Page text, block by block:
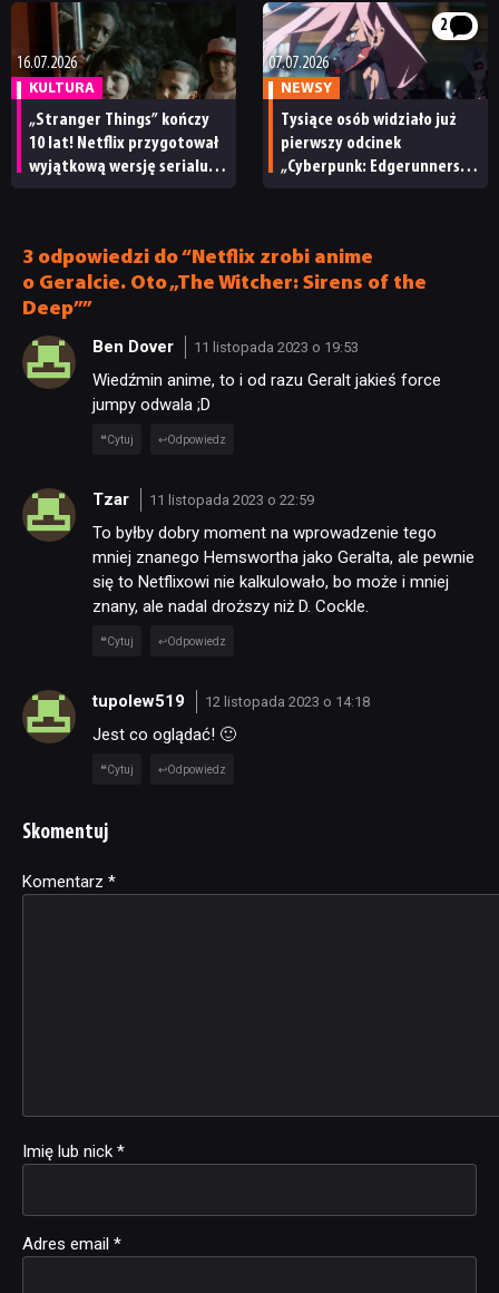
ma subskrybentów
16.07.2026
KULTURA
„Stranger Things” kończy
10 lat! Netflix przygotował
wyjątkową wersję serialu
2
07.07.2026
NEWSY
Tysiące osób widziało już
pierwszy odcinek
„Cyberpunk: Edgerunners
3 odpowiedzi do “Netflix zrobi anime
o Geralcie. Oto „The Witcher: Sirens of the
Deep””
Ben Dover 11 listopada 2023 o 19:53
Wiedźmin anime, to i od razu Geralt jakieś force
jumpy odwala ;D
Cytuj Odpowiedz
Tzar 11 listopada 2023 o 22:59
To byłby dobry moment na wprowadzenie tego
mniej znanego Hemswortha jako Geralta, ale pewnie
się to Netflixowi nie kalkulowało, bo może i mniej
znany, ale nadal droższy niż D. Cockle.
Cytuj Odpowiedz
tupolew519 12 listopada 2023 o 14:18
Jest co oglądać! 🙂
Cytuj Odpowiedz
Skomentuj
Komentarz *
Imię lub nick *
Adres email *
Alternative: